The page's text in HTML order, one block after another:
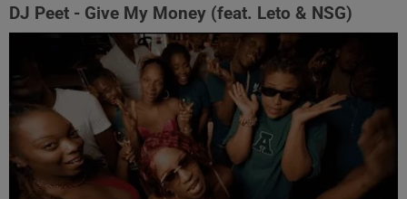
DJ Peet - Give My Money (feat. Leto & NSG)